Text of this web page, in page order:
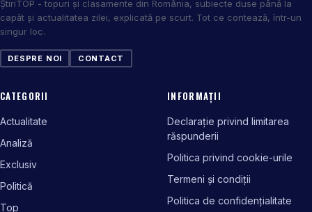
ȘtiriTOP - topuri și clasamente din România, subiecte duse până la
capăt și actualitatea zilei, explicată pe scurt. Tot ce contează, într-un
singur loc.
DESPRE NOI CONTACT
CATEGORII
Actualitate
Analiză
Exclusiv
Politică
Top
INFORMAȚII
Declarație privind limitarea
răspunderii
Politica privind cookie-urile
Termeni și condiții
Politica de confidențialitate